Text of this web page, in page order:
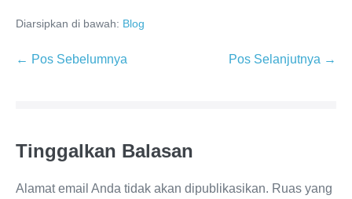
Diarsipkan di bawah: Blog
← Pos Sebelumnya Pos Selanjutnya →
Tinggalkan Balasan
Alamat email Anda tidak akan dipublikasikan. Ruas yang